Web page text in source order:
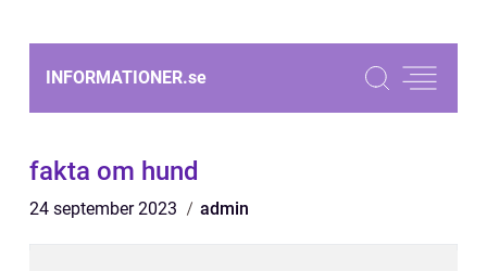
INFORMATIONER.se
fakta om hund
24 september 2023 admin